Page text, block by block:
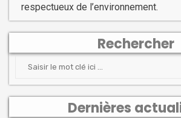
respectueux de l’environnement.
Rechercher
Dernières